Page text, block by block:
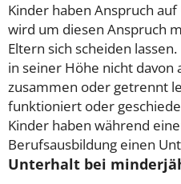
Kinder haben Anspruch auf
wird um diesen Anspruch
Eltern sich scheiden
in seiner Höhe nicht davon
zusammen oder getrennt
funktioniert oder
Kinder haben während
Berufsausbildung einen
Unterhalt bei